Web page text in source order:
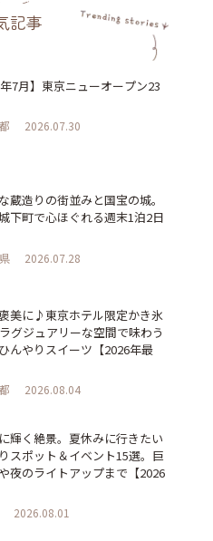
記事
年7月】東京ニューオープン23
2026.07.30
蔵造りの街並みと国宝の城。
下町で心ほぐれる週末1泊2日
2026.07.28
美に♪東京ホテル限定かき氷
グジュアリーな空間で味わう
んやりスイーツ【2026年最
2026.08.04
輝く絶景。夏休みに行きたい
スポット＆イベント15選。巨
夜のライトアップまで【2026
2026.08.01